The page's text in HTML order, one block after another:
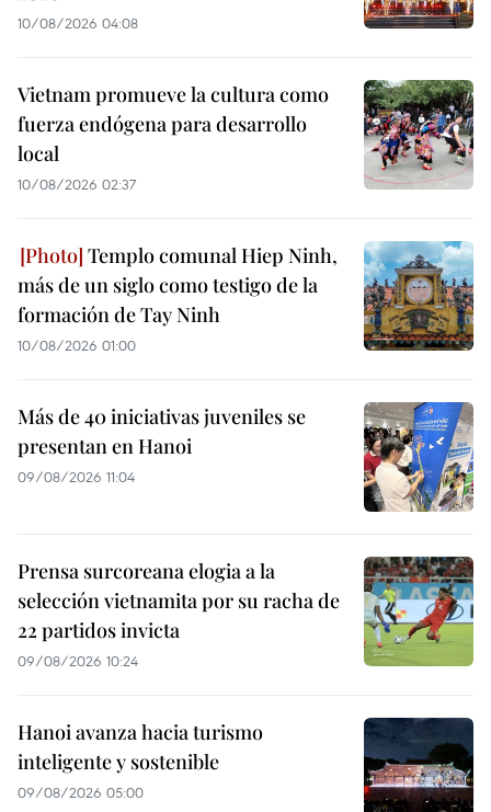
10/08/2026 04:08
Vietnam promueve la cultura como
fuerza endógena para desarrollo
local
10/08/2026 02:37
Templo comunal Hiep Ninh,
más de un siglo como testigo de la
formación de Tay Ninh
10/08/2026 01:00
Más de 40 iniciativas juveniles se
presentan en Hanoi
09/08/2026 11:04
Prensa surcoreana elogia a la
selección vietnamita por su racha de
22 partidos invicta
09/08/2026 10:24
Hanoi avanza hacia turismo
inteligente y sostenible
09/08/2026 05:00